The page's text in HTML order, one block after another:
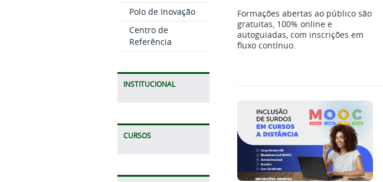
Polo de Inovação
Centro de
Referência
INSTITUCIONAL
CURSOS
Formações abertas ao público são
gratuitas, 100% online e
autoguiadas, com inscrições em
fluxo contínuo.